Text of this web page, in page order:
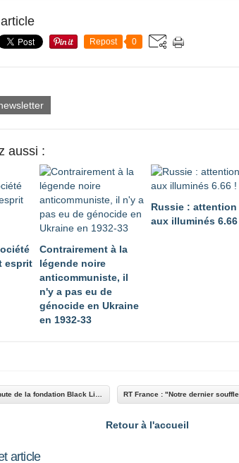
Repost 0
aussi :
esprit
Contrairement à la
légende noire
anticommuniste, il
n'y a pas eu de
génocide en Ukraine
en 1932-33
Russie : attention
aux illuminés 6.66
Retour à l'accueil
article